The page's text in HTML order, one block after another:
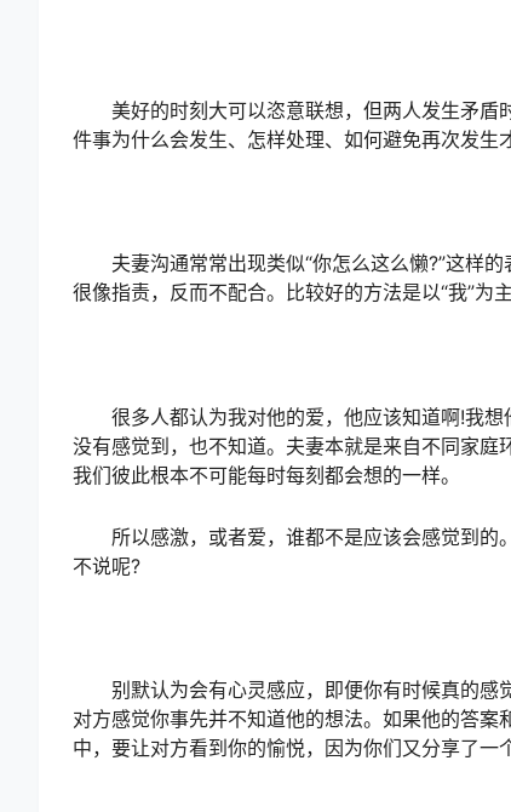
美好的时刻大可以恣意联想，但两人发生矛盾
件事为什么会发生、怎样处理、如何避免再次发生
夫妻沟通常常出现类似“你怎么这么懒?”这样的
很像指责，反而不配合。比较好的方法是以“我”为
很多人都认为我对他的爱，他应该知道啊!我想
没有感觉到，也不知道。夫妻本就是来自不同家
我们彼此根本不可能每时每刻都会想的一样。
所以感激，或者爱，谁都不是应该会感觉到的
不说呢?
别默认为会有心灵感应，即便你有时候真的感
对方感觉你事先并不知道他的想法。如果他的答
中，要让对方看到你的愉悦，因为你们又分享了一